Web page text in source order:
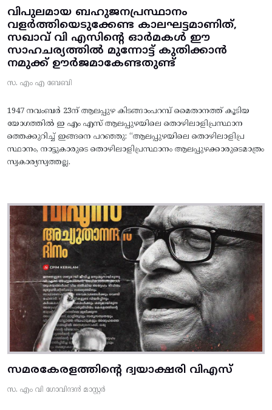
വിപുലമായ ബഹുജനപ്രസ്ഥാനം
വളർത്തിയെടുക്കേണ്ട കാലഘട്ടമാണിത്,
സഖാവ് വി എസിന്റെ ഓർമകൾ ഈ
സാഹചര്യത്തിൽ മുന്നോട്ട്‌ കുതിക്കാൻ
നമുക്ക് ഊർജമാകേണ്ടതുണ്ട്
സ. എം എ ബേബി
1947 നവംബർ 23ന് ആലപ്പുഴ കിടങ്ങാംപറമ്പ്‌ മൈതാനത്ത്‌ കൂടിയ
യോഗത്തിൽ ഇ എം എസ് ആലപ്പുഴയിലെ തൊഴിലാളിപ്രസ്ഥാന
ത്തെക്കുറിച്ച് ഇങ്ങനെ പറഞ്ഞു: “ആലപ്പുഴയിലെ തൊഴിലാളിപ്ര
സ്ഥാനം, നാട്ടുകാരുടെ തൊഴിലാളിപ്രസ്ഥാനം ആലപ്പുഴക്കാരുടെമാത്രം
സ്വകാര്യസ്വത്തല്ല.
സമരകേരളത്തിൻ്റെ ദ്വയാക്ഷരി വിഎസ്
സ. എം വി ഗോവിന്ദൻ മാസ്റ്റർ